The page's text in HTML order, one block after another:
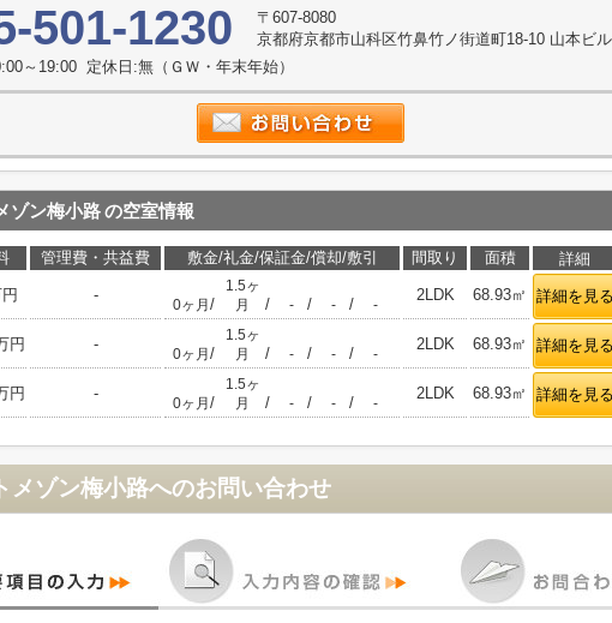
501-1230
〒607-8080
京都府京都市山科区竹鼻竹ノ街道町18-10 山本ビ
～19:00 定休日:無（ＧＷ・年末年始）
ゾン梅小路の空室情報
管理費・共益費 敷金/礼金/保証金/償却/敷引 間取り 面積 詳細
-
0ヶ月 /
1.5ヶ
月
/ - / - / -
2LDK 68.93㎡ 詳細を見
円 -
0ヶ月 /
1.5ヶ
月
/ - / - / -
2LDK 68.93㎡ 詳細を見
円 -
0ヶ月 /
1.5ヶ
月
/ - / - / -
2LDK 68.93㎡ 詳細を見
メゾン梅小路へのお問い合わせ